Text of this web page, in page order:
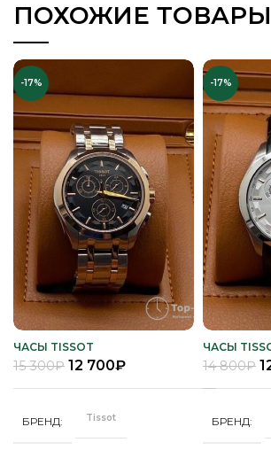
ПОХОЖИЕ ТОВАРЫ
-17%
ЧАСЫ TISSOT
15 300₽ 12 700₽
БРЕНД Tissot
-17%
ЧАСЫ
14 800₽
БРЕНД